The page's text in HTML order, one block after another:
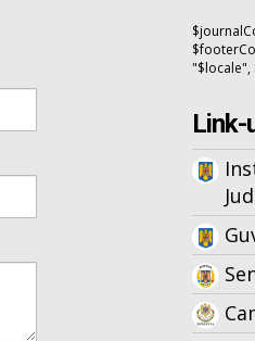
"$locale",
Link-